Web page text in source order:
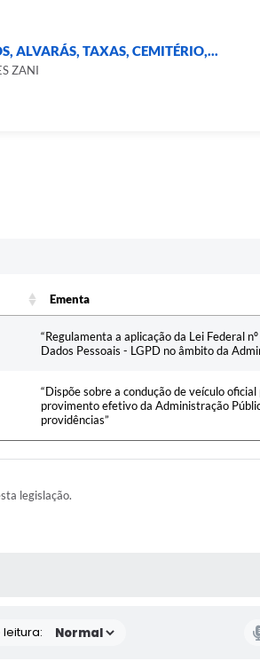
ALVARÁS, TAXAS, CEMITÉRIO,...
ZANI
Ementa
“Regulamenta a aplicação da Lei Federal
Dados Pessoais - LGPD no âmbito da
“Dispõe sobre a condução de veículo
provimento efetivo da Administração
providências”
legislação.